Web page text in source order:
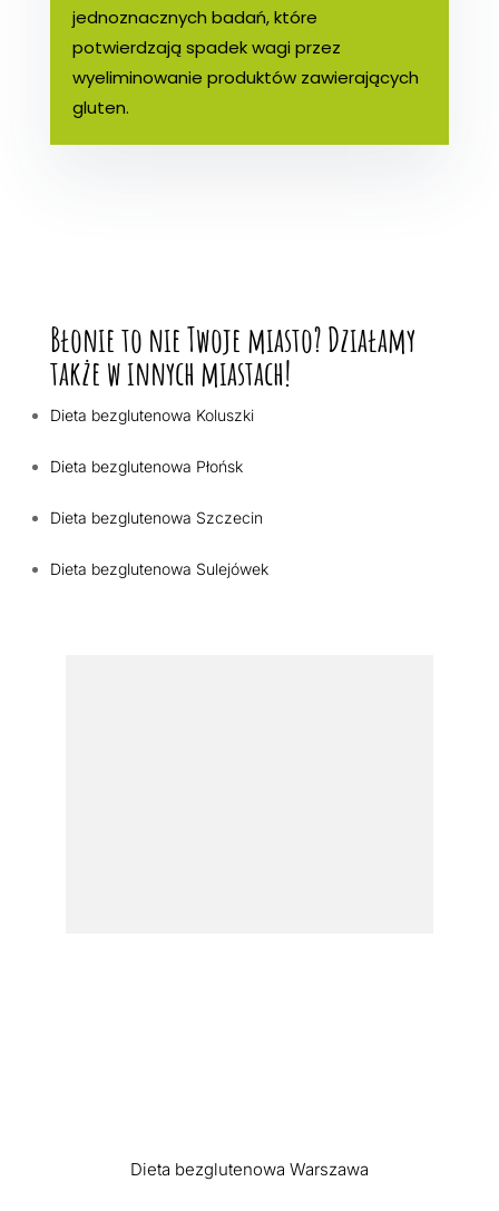
jednoznacznych badań, które
potwierdzają spadek wagi przez
wyeliminowanie produktów zawierających
gluten.
Błonie to nie Twoje miasto? Działamy
także w innych miastach!
Dieta bezglutenowa Koluszki
Dieta bezglutenowa Płońsk
Dieta bezglutenowa Szczecin
Dieta bezglutenowa Sulejówek
Dieta bezglutenowa Warszawa